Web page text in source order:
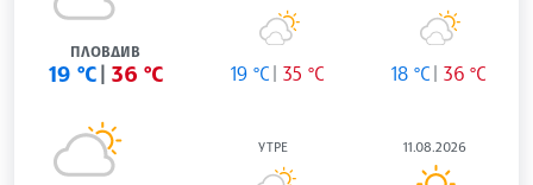
ПЛОВДИВ
19 °C 36 °C 19 °C 35 °C 18 °C 36 °C
УТРЕ 11.08.2026